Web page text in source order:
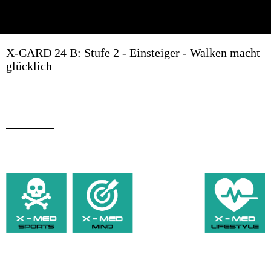
X-CARD 24 B: Stufe 2 - Einsteiger - Walken macht
glücklich